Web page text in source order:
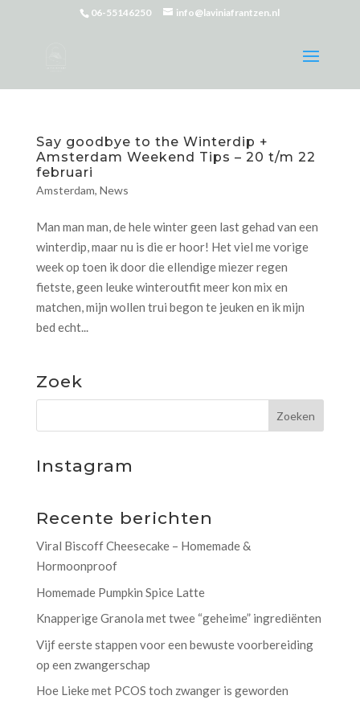
06-55146250 info@laviniafrantzen.nl
Say goodbye to the Winterdip +
Amsterdam Weekend Tips – 20 t/m 22
februari
Amsterdam, News
Man man man, de hele winter geen last gehad van een
winterdip, maar nu is die er hoor! Het viel me vorige
week op toen ik door die ellendige miezer regen
fietste, geen leuke winteroutfit meer kon mix en
matchen, mijn wollen trui begon te jeuken en ik mijn
bed echt...
Zoek
Instagram
Recente berichten
Viral Biscoff Cheesecake – Homemade &
Hormoonproof
Homemade Pumpkin Spice Latte
Knapperige Granola met twee “geheime” ingrediënten
Vijf eerste stappen voor een bewuste voorbereiding
op een zwangerschap
Hoe Lieke met PCOS toch zwanger is geworden